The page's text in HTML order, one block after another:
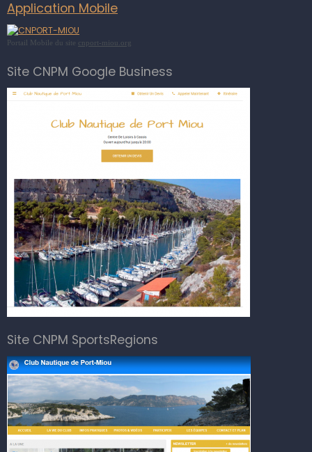
Application Mobile
Portail Mobile du site cnport-miou.org
Site CNPM Google Business
Site CNPM SportsRegions